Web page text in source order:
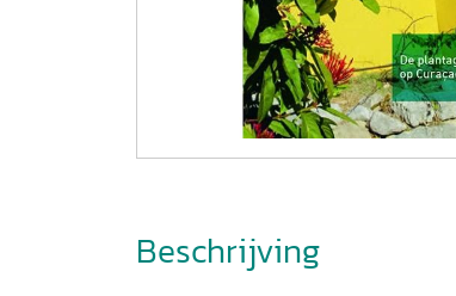
Beschrijving